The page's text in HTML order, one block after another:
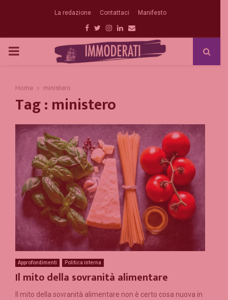
La redazione Contattaci Manifesto
Facebook
Twitter
Instagram
Linkedin
Email
PRIMARY
Home ministero
Tag : ministero
Approfondimenti Politica interna
Il mito della sovranità alimentare
Il mito della sovranità alimentare non è certo cosa nuova in